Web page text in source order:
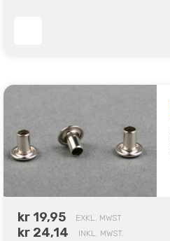
kr 19,95 EXKL. MWST
kr 24,14 INKL. MWST.